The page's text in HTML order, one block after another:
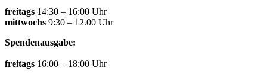
freitags 14:30 – 16:00 Uhr
mittwochs 9:30 – 12.00 Uhr
Spendenausgabe:
freitags 16:00 – 18:00 Uhr